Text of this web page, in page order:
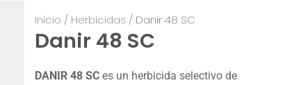
Inicio / Herbicidas / Danir 48 SC
Danir 48 SC
DANIR 48 SC es un herbicida selectivo de